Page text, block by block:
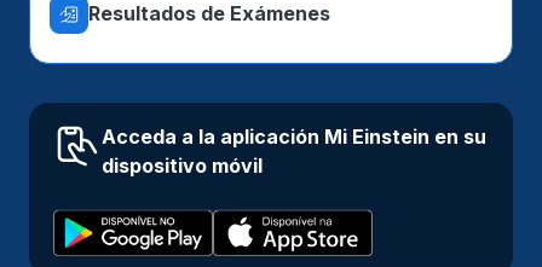
Resultados de Exámenes
Acceda a la aplicación Mi Einstein en su
dispositivo móvil